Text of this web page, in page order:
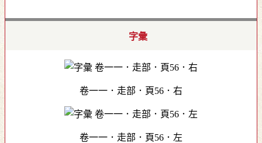
字彙
卷一一．走部．頁56．右
卷一一．走部．頁56．左